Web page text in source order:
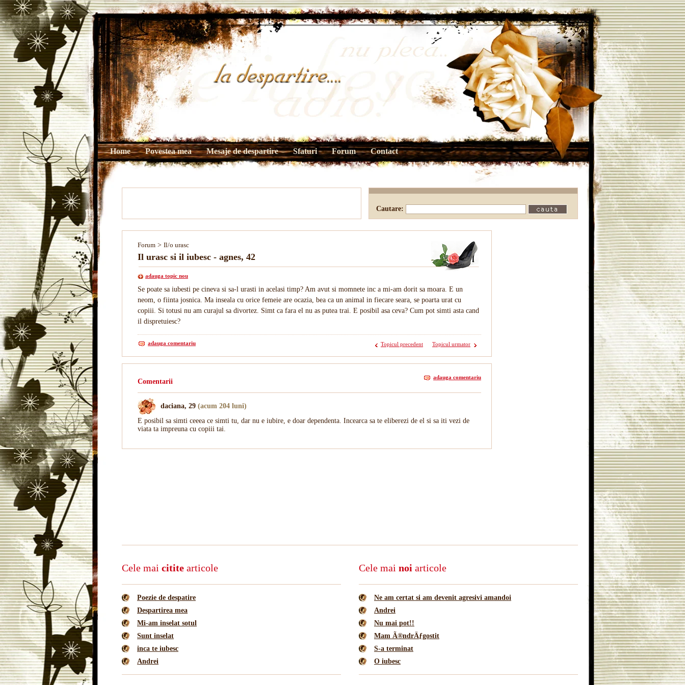
Home Povestea mea Mesaje de despartire Sfaturi Forum Contact
Cautare:
Forum > Il/o urasc
Il urasc si il iubesc - agnes, 42
adauga topic nou
Se poate sa iubesti pe cineva si sa-l urasti in acelasi timp? Am avut si momnete inc a mi-am dorit sa moara. E un
neom, o fiinta josnica. Ma inseala cu orice femeie are ocazia, bea ca un animal in fiecare seara, se poarta urat cu
copiii. Si totusi nu am curajul sa divortez. Simt ca fara el nu as putea trai. E posibil asa ceva? Cum pot simti asta cand
il dispretuiesc?
Topicul precedent Topicul urmator
adauga comentariu
adauga comentariu
Comentarii
daciana, 29 (acum 204 luni)
E posibil sa simti ceeea ce simti tu, dar nu e iubire, e doar dependenta. Incearca sa te eliberezi de el si sa iti vezi de
viata ta impreuna cu copiii tai.
Cele mai citite articole
Poezie de despatire
Despartirea mea
Mi-am inselat sotul
Sunt inselat
inca te iubesc
Andrei
Cele mai noi articole
Ne am certat si am devenit agresivi amandoi
Andrei
Nu mai pot!!
Mam Ã®ndrÄƒgostit
S-a terminat
O iubesc